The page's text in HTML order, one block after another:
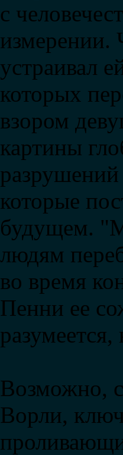
с
измерении.
устраивал
которых
взором
картины
разрушений
которые
будущем.
людям
во время
Пенни ее
Возможно,
Ворли,